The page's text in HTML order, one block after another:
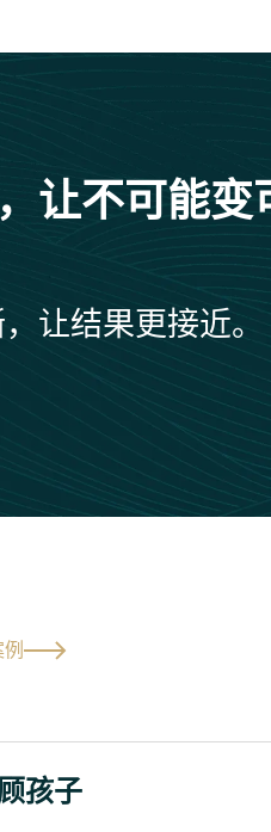
让不可能变
让结果更接近。
孩子